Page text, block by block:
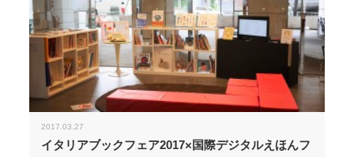
2017.03.27
イタリアブックフェア2017×国際デジタルえほんフ